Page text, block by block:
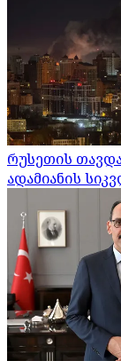
რუსეთის
ადამიანის